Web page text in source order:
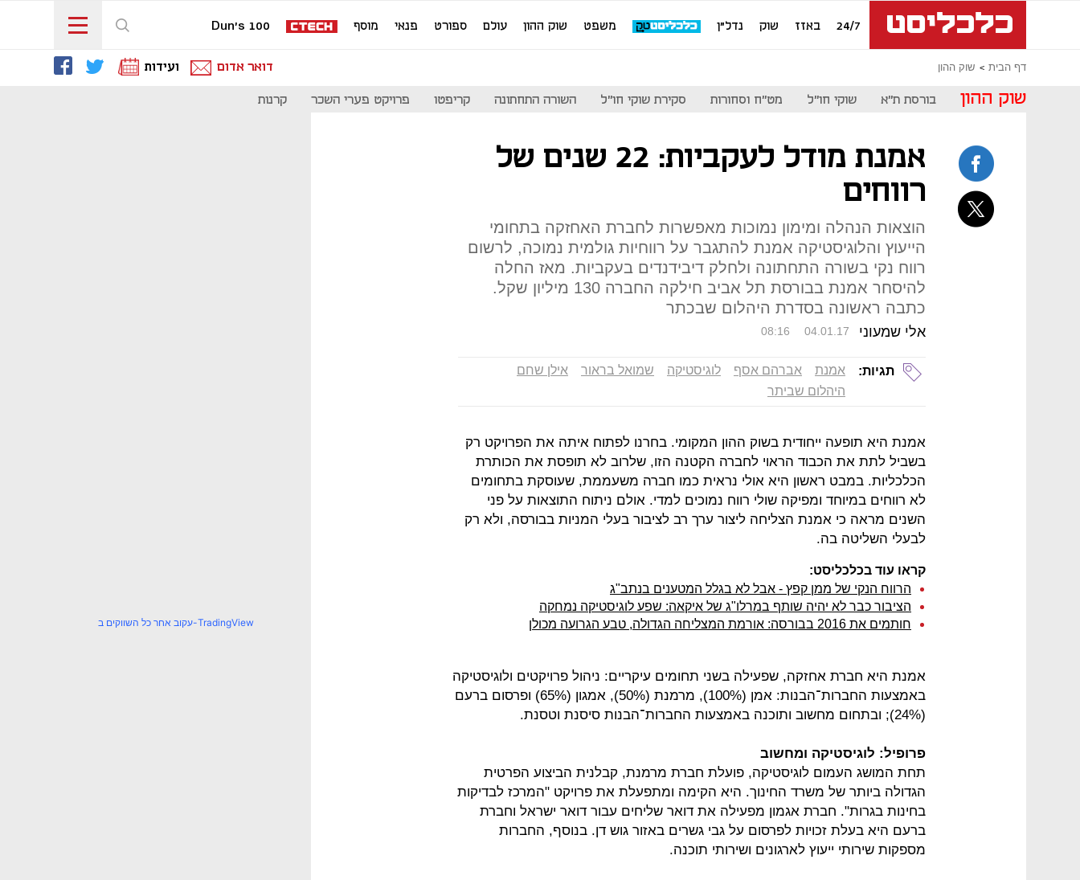
24/7 באזז שוק נדל"ן משפט שוק ההון עולם ספורט פנאי מוסף Dun's 100
דף הבית שוק ההון דואר אדום ועידות
שוק ההון בורסת ת"א שוקי חו"ל מט"ח וסחורות סקירת שוקי חו"ל השורה התחתונה קריפטו פרויקט פערי השכר קרנות
אמנת מודל לעקביות: 22 שנים של
רווחים
הוצאות הנהלה ומימון נמוכות מאפשרות לחברת האחזקה בתחומי
הייעוץ והלוגיסטיקה אמנת להתגבר על רווחיות גולמית נמוכה, לרשום
רווח נקי בשורה התחתונה ולחלק דיבידנדים בעקביות. מאז החלה
להיסחר אמנת בבורסת תל אביב חילקה החברה 130 מיליון שקל.
כתבה ראשונה בסדרת היהלום שבכתר
אלי שמעוני 08:16 04.01.17
תגיות: אמנת אברהם אסף לוגיסטיקה שמואל בראור
אילן שחם
היהלום שביתר
אמנת היא תופעה ייחודית בשוק ההון המקומי. בחרנו לפתוח איתה את הפרויקט רק
בשביל לתת את הכבוד הראוי לחברה הקטנה הזו, שלרוב לא תופסת את הכותרת
הכלכליות. במבט ראשון היא אולי נראית כמו חברה משעממת, שעוסקת בתחומים
לא רווחים במיוחד ומפיקה שולי רווח נמוכים למדי. אולם ניתוח התוצאות על פני
השנים מראה כי אמנת הצליחה ליצור ערך רב לציבור בעלי המניות בבורסה, ולא רק
לבעלי השליטה בה.
קראו עוד בכלכליסט:
הרווח הנקי של ממן קפץ - אבל לא בגלל המטענים בנתב"ג
הציבור כבר לא יהיה שותף במרלו"ג של איקאה: שפע לוגיסטיקה נמחקה
חותמים את 2016 בבורסה: אורמת המצליחה הגדולה, טבע הגרועה מכולן
אמנת היא חברת אחזקה, שפעילה בשני תחומים עיקריים: ניהול פרויקטים ולוגיסטיקה
באמצעות החברות־הבנות: אמן (100%), מרמנת (50%), אמגון (65%) ופרסום ברעם
(24%); ובתחום מחשוב ותוכנה באמצעות החברות־הבנות סיסנת וטסנת.
פרופיל: לוגיסטיקה ומחשוב
תחת המושג העמום לוגיסטיקה, פועלת חברת מרמנת, קבלנית הביצוע הפרטית
הגדולה ביותר של משרד החינוך. היא הקימה ומתפעלת את פרויקט "המרכז לבדיקות
בחינות בגרות". חברת אגמון מפעילה את דואר שליחים עבור דואר ישראל וחברת
ברעם היא בעלת זכויות לפרסום על גבי גשרים באזור גוש דן. בנוסף, החברות
מספקות שירותי ייעוץ לארגונים ושירותי תוכנה.
עקוב אחר כל השווקים ב-TradingView